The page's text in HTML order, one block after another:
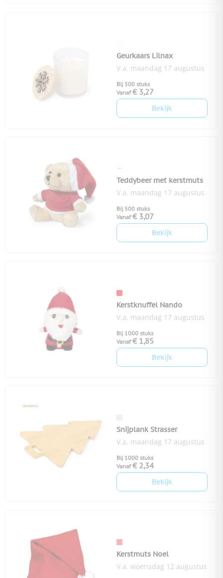
Geurkaars Lilnax
V.a. maandag 17 augustus
Bij 500 stuks
Vanaf € 3,27
Bekijk
Teddybeer met kerstmuts
V.a. maandag 17 augustus
Bij 500 stuks
Vanaf € 3,07
Bekijk
Kerstknuffel Nando
V.a. maandag 17 augustus
Bij 1000 stuks
Vanaf € 1,85
Bekijk
Snijplank Strasser
V.a. maandag 17 augustus
Bij 1000 stuks
Vanaf € 2,34
Bekijk
Kerstmuts Noel
V.a. woensdag 12 augustus